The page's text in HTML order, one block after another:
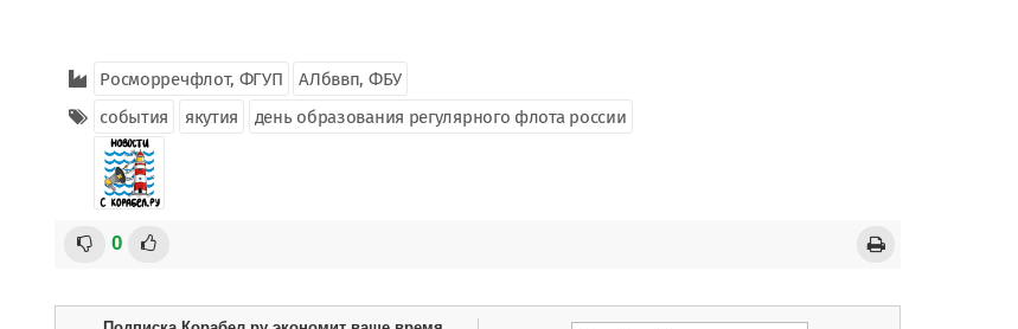
Росморречфлот, ФГУП
АЛбввп, ФБУ
события
якутия день образования регулярного флота россии
0